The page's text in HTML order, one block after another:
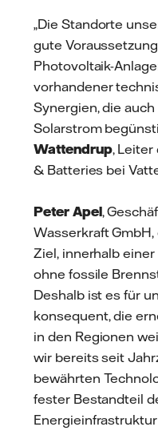
„Die Standorte
gute
Photovoltaik-
vorhandener
Synergien, die
Solarstrom
Wattendrup, Leiter
& Batteries bei
Peter Apel,
Wasserkraft GmbH,
Ziel, innerhalb
ohne fossile
Deshalb ist es für
konsequent, die
in den Regionen
wir bereits seit
bewährten
fester Bestandteil
Energieinfrastruktur